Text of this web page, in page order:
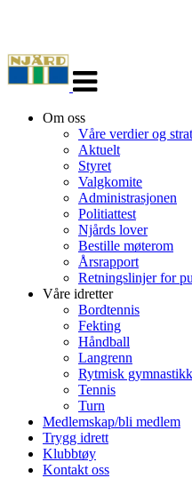
navigasjon
Om oss
Våre verdier og
Aktuelt
Styret
Valgkomite
Administrasjonen
Politiattest
Njårds lover
Bestille møterom
Årsrapport
Retningslinjer for
Våre idretter
Bordtennis
Fekting
Håndball
Langrenn
Rytmisk gymnastikk
Tennis
Turn
Medlemskap/bli medlem
Trygg idrett
Klubbtøy
Kontakt oss